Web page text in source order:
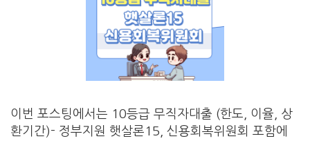
이번 포스팅에서는 10등급 무직자대출 (한도, 이율, 상
환기간)- 정부지원 햇살론15, 신용회복위원회 포함에